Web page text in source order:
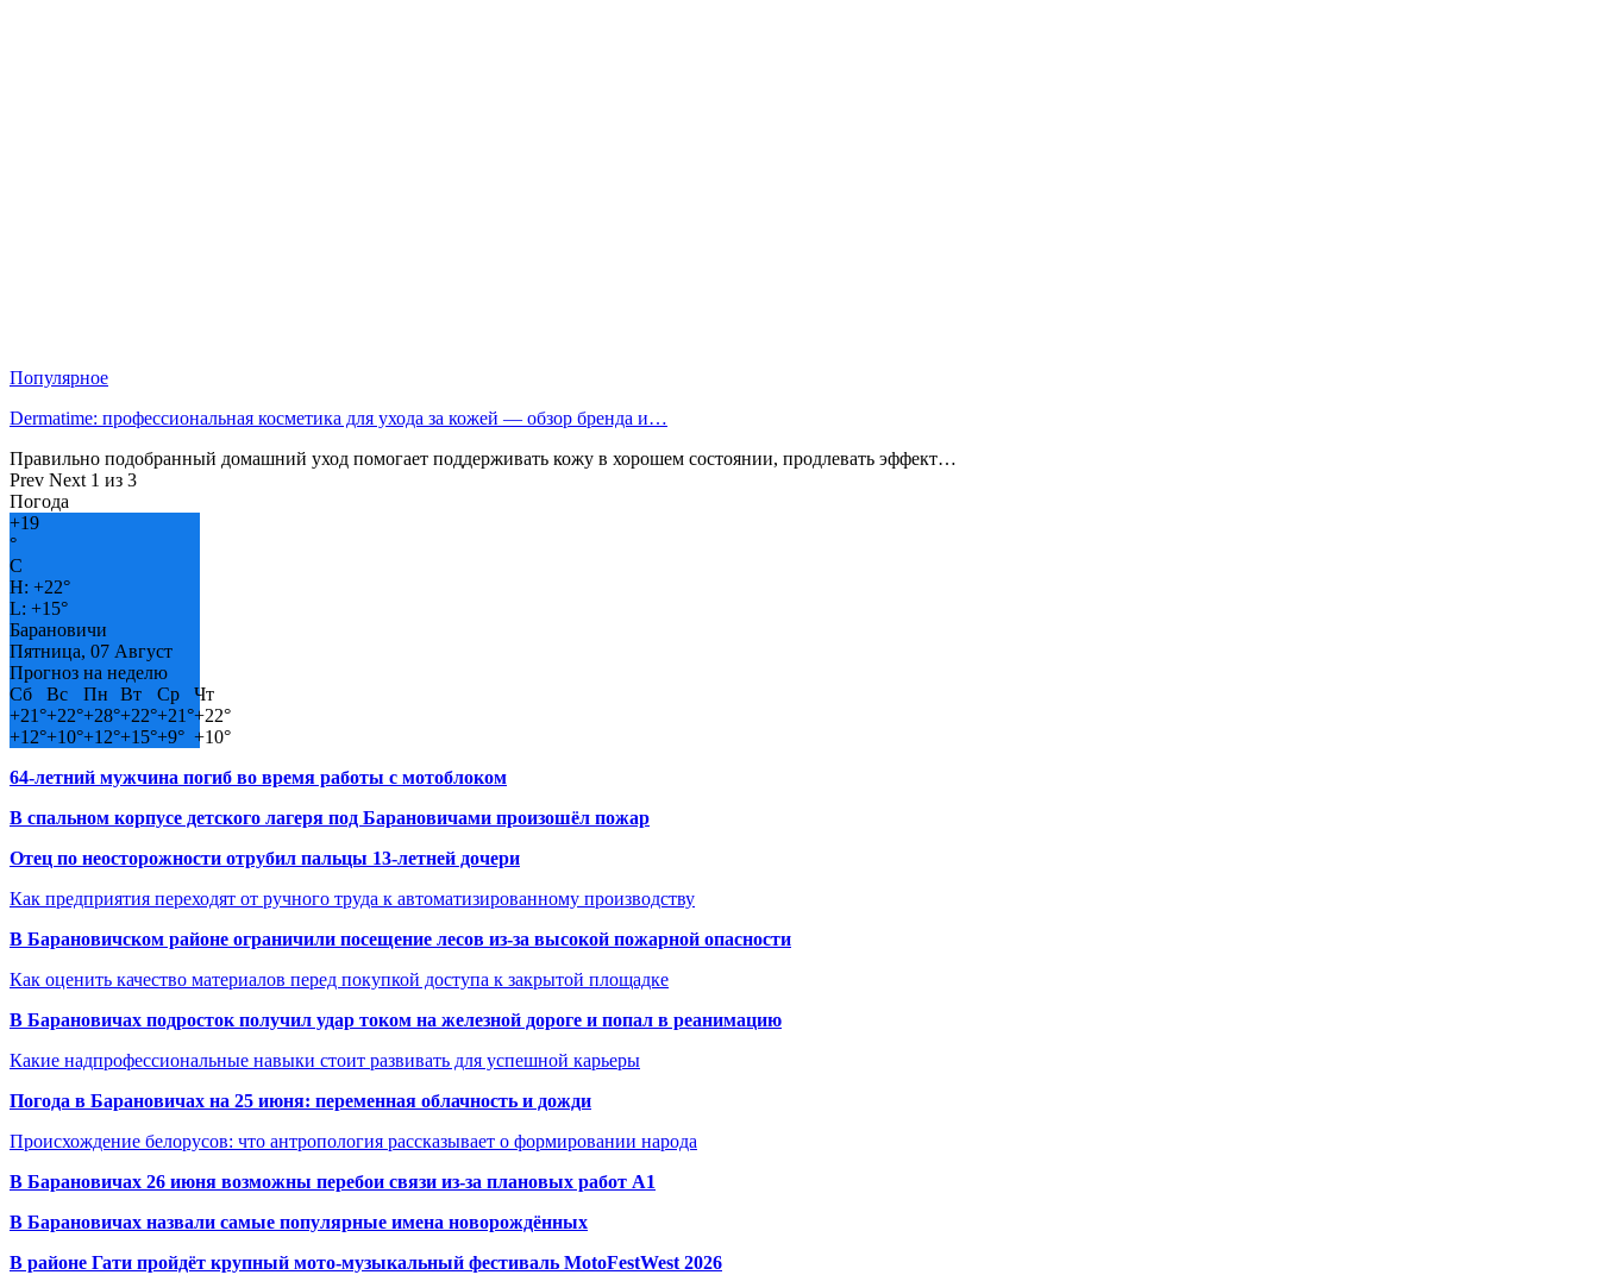
Популярное
Dermatime: профессиональная косметика для ухода за кожей — обзор бренда и…
Правильно подобранный домашний уход помогает поддерживать кожу в хорошем состоянии, продлевать эффект…
Prev Next 1 из 3
Погода
+19
°
C
H: +22°
L: +15°
Барановичи
Пятница, 07 Август
Прогноз на неделю
Сб
Вс Пн Вт Ср
Чт
+21°+22°+28°+22°+21°+22°
+12°+10°+12°+15°+9° +10°
64-летний мужчина погиб во время работы с мотоблоком
В спальном корпусе детского лагеря под Барановичами произошёл пожар
Отец по неосторожности отрубил пальцы 13-летней дочери
Как предприятия переходят от ручного труда к автоматизированному производству
В Барановичском районе ограничили посещение лесов из-за высокой пожарной опасности
Как оценить качество материалов перед покупкой доступа к закрытой площадке
В Барановичах подросток получил удар током на железной дороге и попал в реанимацию
Какие надпрофессиональные навыки стоит развивать для успешной карьеры
Погода в Барановичах на 25 июня: переменная облачность и дожди
Происхождение белорусов: что антропология рассказывает о формировании народа
В Барановичах 26 июня возможны перебои связи из-за плановых работ A1
В Барановичах назвали самые популярные имена новорождённых
В районе Гати пройдёт крупный мото-музыкальный фестиваль MotoFestWest 2026